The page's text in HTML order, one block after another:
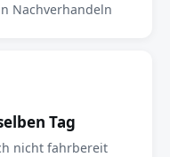
Nachverhandeln
Tag
nicht fahrbereit